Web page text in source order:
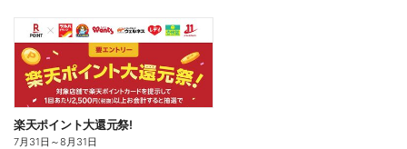
楽天ポイント大還元祭!
7月31日 ～8月31日